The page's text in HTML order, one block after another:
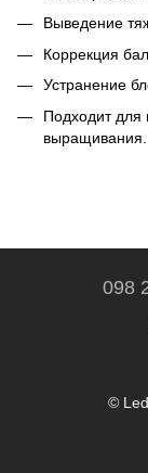
Выведение
Коррекция
Устранение
Подходит для
выращивания.
098
©